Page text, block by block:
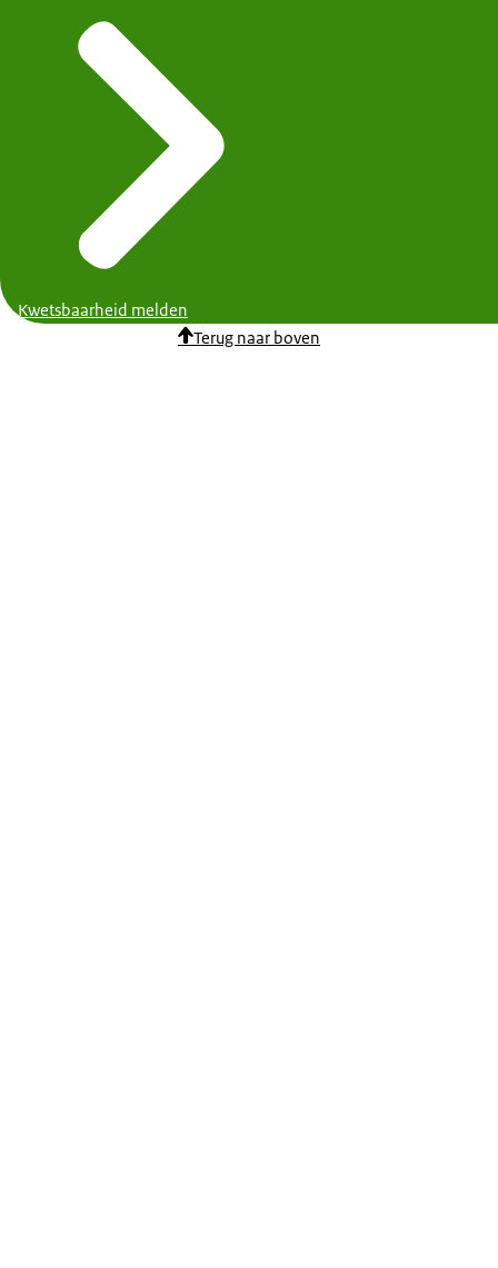
Kwetsbaarheid melden
Terug naar boven